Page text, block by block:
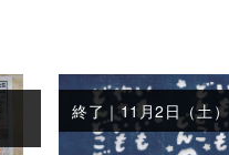
終了｜11月2日（土）